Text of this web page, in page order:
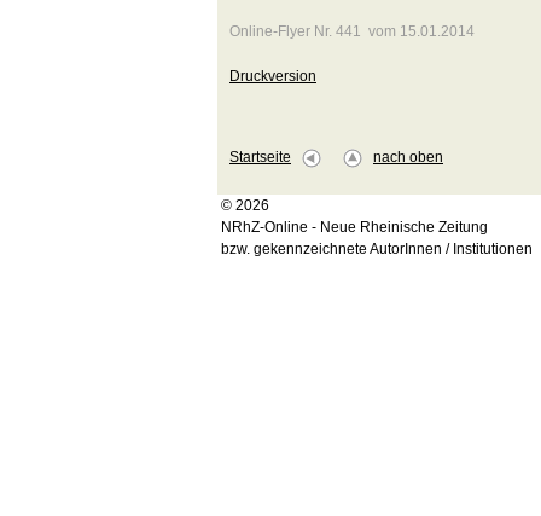
Online-Flyer Nr. 441 vom 15.01.2014
Druckversion
Startseite nach oben
© 2026
NRhZ-Online - Neue Rheinische Zeitung
bzw. gekennzeichnete AutorInnen / Institutionen